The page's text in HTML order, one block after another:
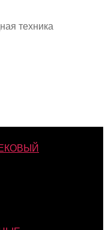
техника